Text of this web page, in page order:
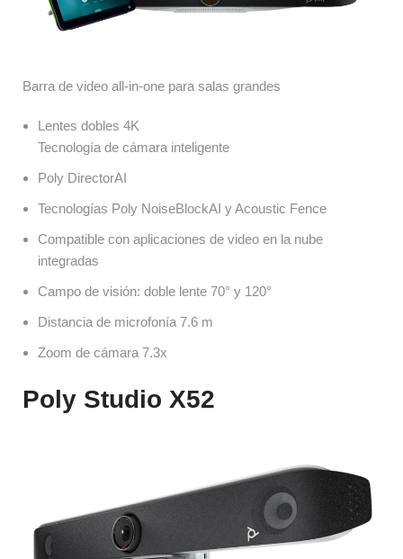
Barra de video all-in-one para salas grandes
Lentes dobles 4K
Tecnología de cámara inteligente
Poly DirectorAI
Tecnologías Poly NoiseBlockAI y Acoustic Fence
Compatible con aplicaciones de video en la nube
integradas
Campo de visión: doble lente 70° y 120°
Distancia de microfonía 7.6 m
Zoom de cámara 7.3x
Poly Studio X52